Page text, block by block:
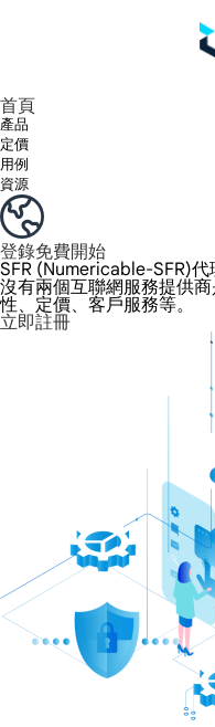
首頁
產品
定價
用例
資源
登錄免費開始
SFR (Numericable-SFR)代
沒有兩個互聯網服務提供
性、定價、客戶服務等。
立即註冊